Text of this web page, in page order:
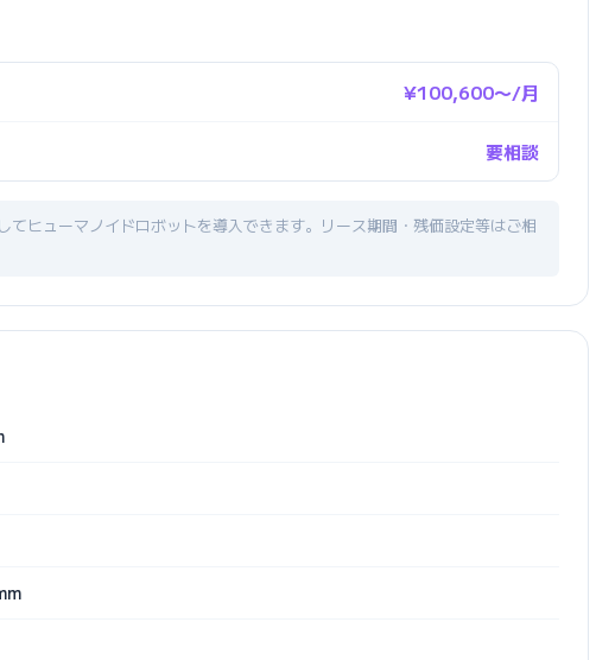
¥100,600〜/月
要相談
てヒューマノイドロボットを導入できます。リース期間・残価設定等はご相